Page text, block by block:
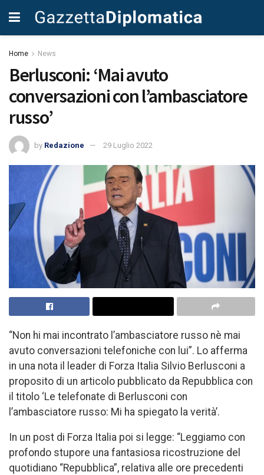
Home News
Berlusconi: ‘Mai avuto
conversazioni con l’ambasciatore
russo’
by Redazione 29 Luglio 2022
“Non hi mai incontrato l’ambasciatore russo nè mai
avuto conversazioni telefoniche con lui”. Lo afferma
in una nota il leader di Forza Italia Silvio Berlusconi a
proposito di un articolo pubblicato da Repubblica con
il titolo ‘Le telefonate di Berlusconi con
l’ambasciatore russo: Mi ha spiegato la verità’.
In un post di Forza Italia poi si legge: “Leggiamo con
profondo stupore una fantasiosa ricostruzione del
quotidiano “Repubblica”, relativa alle ore precedenti